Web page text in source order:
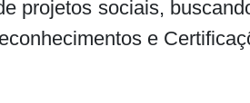
projetos sociais,
e